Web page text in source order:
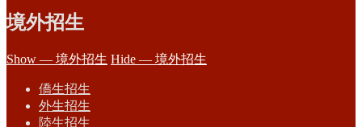
境外招生
Show — 境外招生 Hide — 境外招生
僑生招生
外生招生
陸生招生